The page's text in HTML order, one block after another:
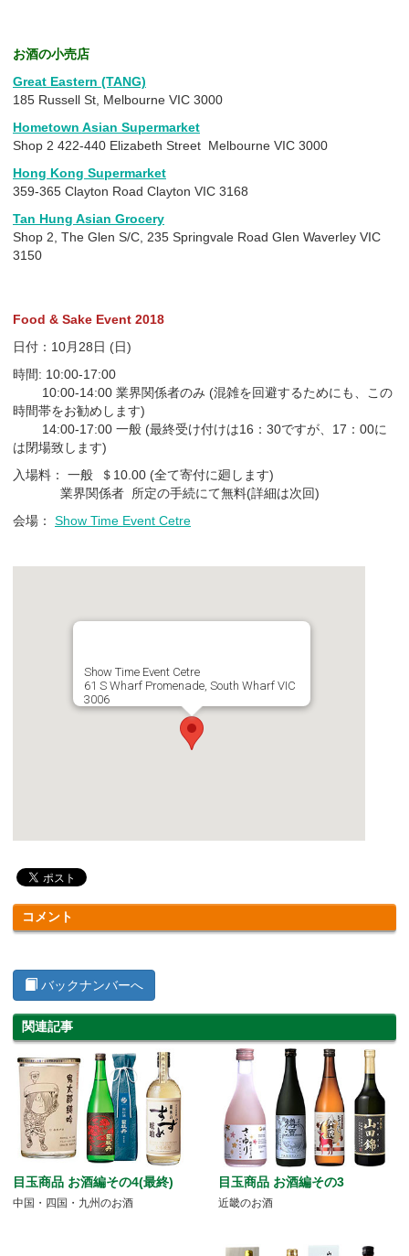
お酒の小売店
Great Eastern (TANG)
185 Russell St, Melbourne VIC 3000
Hometown Asian Supermarket
Shop 2 422-440 Elizabeth Street Melbourne VIC 3000
Hong Kong Supermarket
359-365 Clayton Road Clayton VIC 3168
Tan Hung Asian Grocery
Shop 2, The Glen S/C, 235 Springvale Road Glen Waverley VIC
3150
Food & Sake Event 2018
日付：10月28日 (日)
時間: 10:00-17:00
10:00-14:00 業界関係者のみ (混雑を回避するためにも、この
時間帯をお勧めします)
14:00-17:00 一般 (最終受け付けは16：30ですが、17：00に
は閉場致します)
入場料： 一般 ＄10.00 (全て寄付に廻します)
業界関係者 所定の手続にて無料(詳細は次回)
会場： Show Time Event Cetre
Show Time Event Cetre
61 S Wharf Promenade, South Wharf VIC
3006
コメント
バックナンバーへ
関連記事
目玉商品 お酒編その4(最終)
中国・四国・九州のお酒
目玉商品 お酒編その3
近畿のお酒